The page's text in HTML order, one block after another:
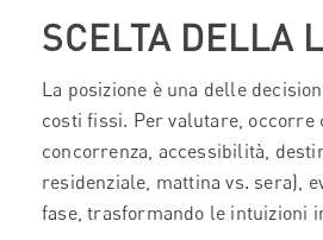
SCELTA DELLA
La posizione è una delle
costi fissi. Per valutare,
concorrenza, accessibilità,
residenziale, mattina vs. sera),
fase, trasformando le intuizioni